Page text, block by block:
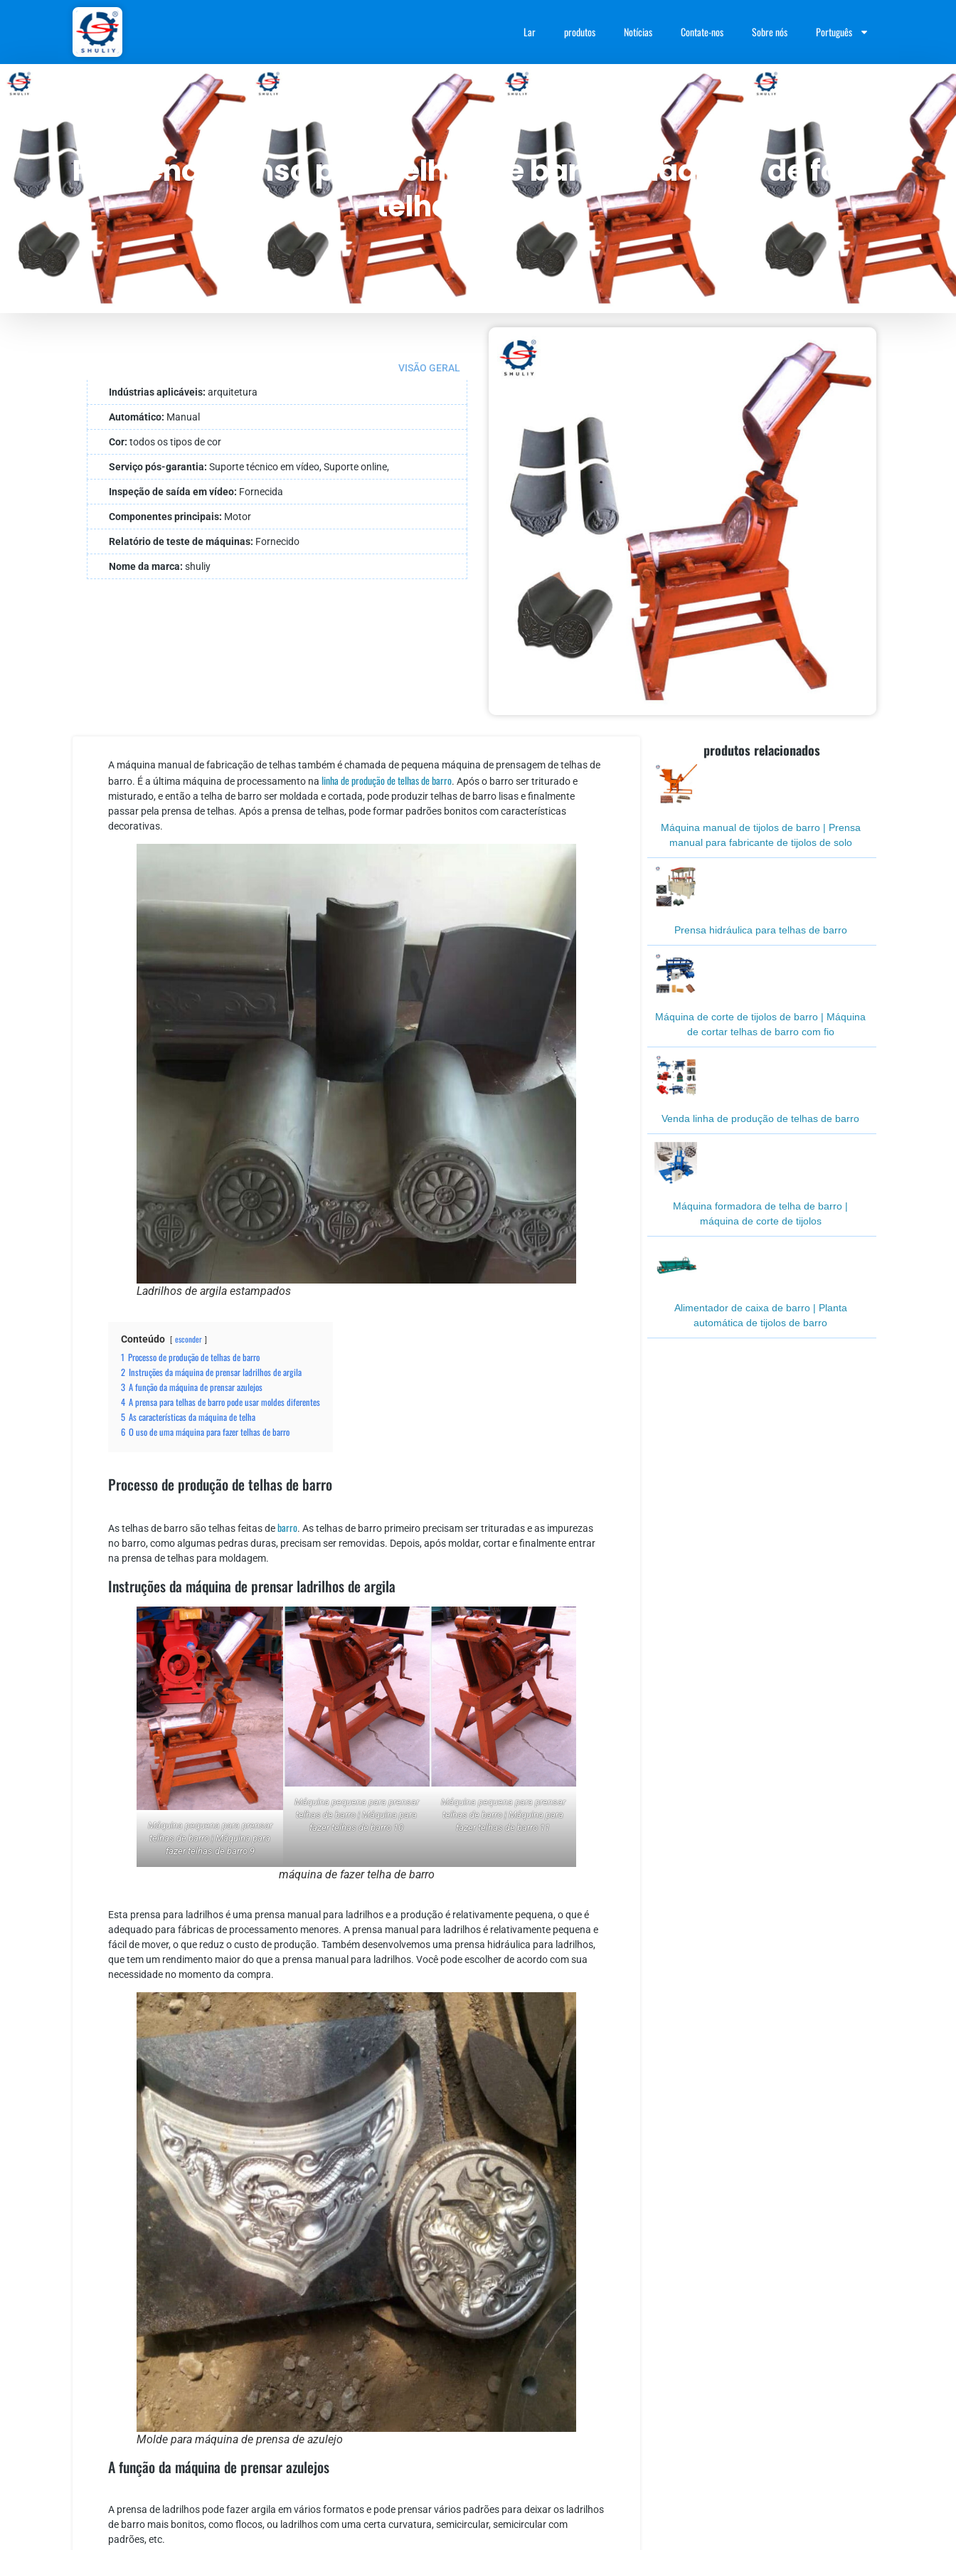
Lar produtos Notícias Contate-nos Sobre nós Português
Pequena prensa para telhas de barro | máquina de fazer
telha de barro
VISÃO GERAL
Indústrias aplicáveis: arquitetura
Automático: Manual
Cor: todos os tipos de cor
Serviço pós-garantia: Suporte técnico em vídeo, Suporte online,
Inspeção de saída em vídeo: Fornecida
Componentes principais: Motor
Relatório de teste de máquinas: Fornecido
Nome da marca: shuliy
A máquina manual de fabricação de telhas também é chamada de pequena máquina de prensagem de telhas de
barro. É a última máquina de processamento na linha de produção de telhas de barro. Após o barro ser triturado e
misturado, e então a telha de barro ser moldada e cortada, pode produzir telhas de barro lisas e finalmente
passar pela prensa de telhas. Após a prensa de telhas, pode formar padrões bonitos com características
decorativas.
Ladrilhos de argila estampados
Conteúdo esconder
1 Processo de produção de telhas de barro
2 Instruções da máquina de prensar ladrilhos de argila
3 A função da máquina de prensar azulejos
4 A prensa para telhas de barro pode usar moldes diferentes
5 As características da máquina de telha
6 O uso de uma máquina para fazer telhas de barro
Processo de produção de telhas de barro
As telhas de barro são telhas feitas debarro. As telhas de barro primeiro precisam ser trituradas e as impurezas
no barro, como algumas pedras duras, precisam ser removidas. Depois, após moldar, cortar e finalmente entrar
na prensa de telhas para moldagem.
Instruções da máquina de prensar ladrilhos de argila
Máquina pequena para prensar
telhas de barro | Máquina para
fazer telhas de barro 9
Máquina pequena para prensar
telhas de barro | Máquina para
fazer telhas de barro 10
Máquina pequena para prensar
telhas de barro | Máquina para
fazer telhas de barro 11
máquina de fazer telha de barro
Esta prensa para ladrilhos é uma prensa manual para ladrilhos e a produção é relativamente pequena, o que é
adequado para fábricas de processamento menores. A prensa manual para ladrilhos é relativamente pequena e
fácil de mover, o que reduz o custo de produção. Também desenvolvemos uma prensa hidráulica para ladrilhos,
que tem um rendimento maior do que a prensa manual para ladrilhos. Você pode escolher de acordo com sua
necessidade no momento da compra.
Molde para máquina de prensa de azulejo
A função da máquina de prensar azulejos
A prensa de ladrilhos pode fazer argila em vários formatos e pode prensar vários padrões para deixar os ladrilhos
de barro mais bonitos, como flocos, ou ladrilhos com uma certa curvatura, semicircular, semicircular com
padrões, etc.
produtos relacionados
Máquina manual de tijolos de barro | Prensa
manual para fabricante de tijolos de solo
Prensa hidráulica para telhas de barro
Máquina de corte de tijolos de barro | Máquina
de cortar telhas de barro com fio
Venda linha de produção de telhas de barro
Máquina formadora de telha de barro |
máquina de corte de tijolos
Alimentador de caixa de barro | Planta
automática de tijolos de barro